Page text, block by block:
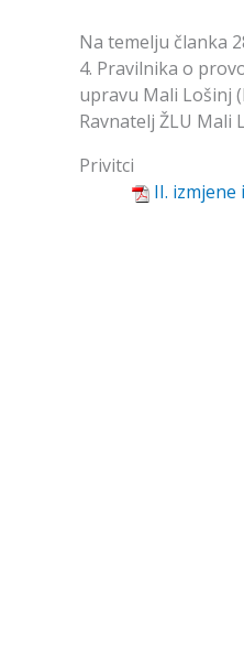
Na temelju članka
4. Pravilnika o
upravu Mali Lošinj
Ravnatelj ŽLU Mali
Privitci
II.